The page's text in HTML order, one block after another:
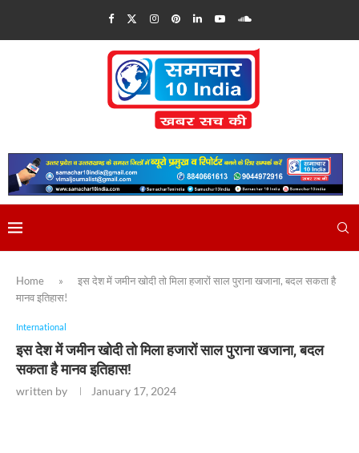
Home »
इस देश में जमीन खोदी तो मिला हजारों साल पुराना खजाना, बदल सकता है
मानव इतिहास!
International
इस देश में जमीन खोदी तो मिला हजारों साल पुराना खजाना, बदल
सकता है मानव इतिहास!
written by January 17, 2024